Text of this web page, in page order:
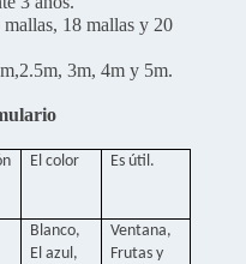
18 mallas y 20
3m, 4m y 5m.
El color Es útil.
Blanco,
El azul,
Ventana,
Frutas y